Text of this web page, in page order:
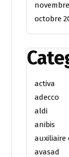
octobre
activa
adecco
aldi
anibis
auxiliaire
avasad